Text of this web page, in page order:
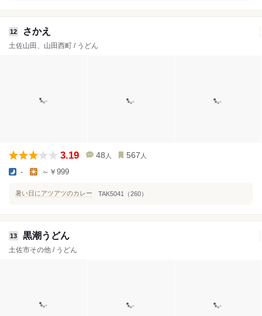
12 さかえ
土佐山田、山田西町 / うどん
3.19 48 人 567 人
- ～￥999
暑い日にアツアツのカレー TAK5041（260）
13 黒潮うどん
土佐市その他 / うどん